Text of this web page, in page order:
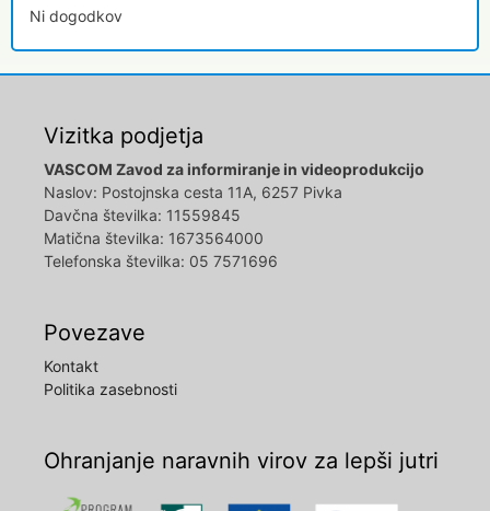
Ni dogodkov
Vizitka podjetja
VASCOM Zavod za informiranje in videoprodukcijo
Naslov: Postojnska cesta 11A, 6257 Pivka
Davčna številka: 11559845
Matična številka: 1673564000
Telefonska številka: 05 7571696
Povezave
Kontakt
Politika zasebnosti
Ohranjanje naravnih virov za lepši jutri